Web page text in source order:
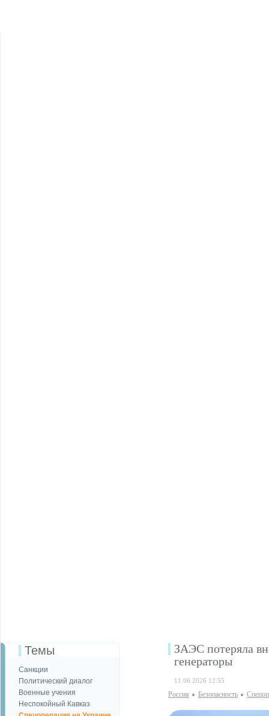
Темы
Санкции
Политический диалог
Военные учения
Неспокойный Кавказ
ЗАЭС потеряла
генераторы
11.06.2026 12:55
Россия Безопаcность